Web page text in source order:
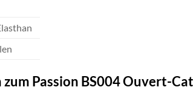
Passion BS004 Ouvert-